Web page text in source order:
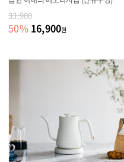
33,900
50% 16,900원